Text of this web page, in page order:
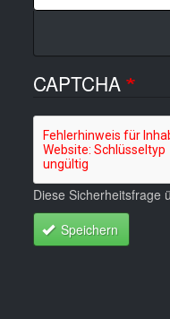
CAPTCHA
Diese Sicherheitsfrage
Speichern